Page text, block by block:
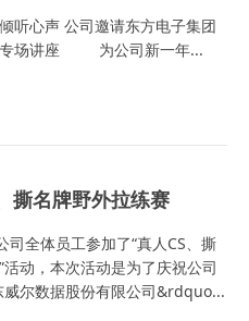
心声 公司邀请东方电子集团
专场讲座 为公司新一年...
撕名牌野外拉练赛
司全体员工参加了“真人CS、撕
动，本次活动是为了庆祝公司
威尔数据股份有限公司&rdquo...